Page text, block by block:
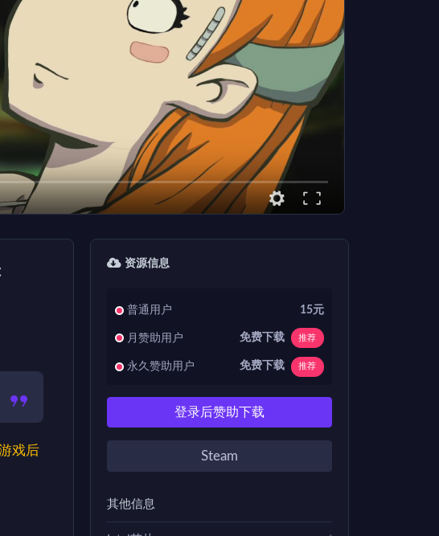
戏后
资源信息
普通用户 15元
月赞助用户 免费下载 推荐
永久赞助用户 免费下载 推荐
登录后赞助下载
Steam
其他信息